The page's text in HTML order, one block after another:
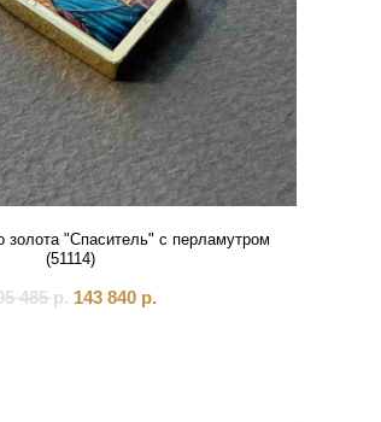
золота "Спаситель" с перламутром
(51114)
485р. 143 840 р.